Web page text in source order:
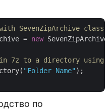
SevenZipArchive class.
= new SevenZipArchive(
to a directory using
"Folder Name" );
по